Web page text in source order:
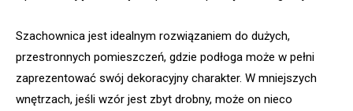
Szachownica jest idealnym rozwiązaniem do dużych,
przestronnych pomieszczeń, gdzie podłoga może w pełni
zaprezentować swój dekoracyjny charakter. W mniejszych
wnętrzach, jeśli wzór jest zbyt drobny, może on nieco